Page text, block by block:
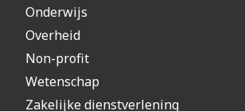
Onderwijs
Overheid
Non-profit
Wetenschap
Zakelijke dienstverlening